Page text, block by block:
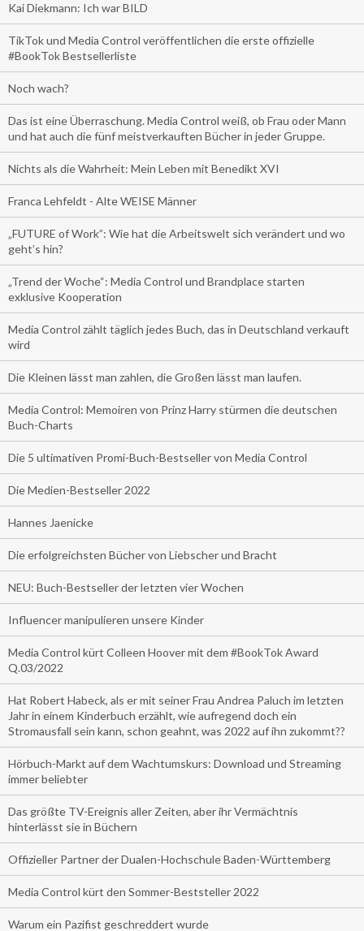
Kai Diekmann: Ich war BILD
TikTok und Media Control veröffentlichen die erste offizielle
#BookTok Bestsellerliste
Noch wach?
Das ist eine Überraschung. Media Control weiß, ob Frau oder Mann
und hat auch die fünf meistverkauften Bücher in jeder Gruppe.
Nichts als die Wahrheit: Mein Leben mit Benedikt XVI
Franca Lehfeldt - Alte WEISE Männer
„FUTURE of Work”: Wie hat die Arbeitswelt sich verändert und wo
geht’s hin?
„Trend der Woche“: Media Control und Brandplace starten
exklusive Kooperation
Media Control zählt täglich jedes Buch, das in Deutschland verkauft
wird
Die Kleinen lässt man zahlen, die Großen lässt man laufen.
Media Control: Memoiren von Prinz Harry stürmen die deutschen
Buch-Charts
Die 5 ultimativen Promi-Buch-Bestseller von Media Control
Die Medien-Bestseller 2022
Hannes Jaenicke
Die erfolgreichsten Bücher von Liebscher und Bracht
NEU: Buch-Bestseller der letzten vier Wochen
Influencer manipulieren unsere Kinder
Media Control kürt Colleen Hoover mit dem #BookTok Award
Q.03/2022
Hat Robert Habeck, als er mit seiner Frau Andrea Paluch im letzten
Jahr in einem Kinderbuch erzählt, wie aufregend doch ein
Stromausfall sein kann, schon geahnt, was 2022 auf ihn zukommt??
Hörbuch-Markt auf dem Wachtumskurs: Download und Streaming
immer beliebter
Das größte TV-Ereignis aller Zeiten, aber ihr Vermächtnis
hinterlässt sie in Büchern
Offizieller Partner der Dualen-Hochschule Baden-Württemberg
Media Control kürt den Sommer-Beststeller 2022
Warum ein Pazifist geschreddert wurde